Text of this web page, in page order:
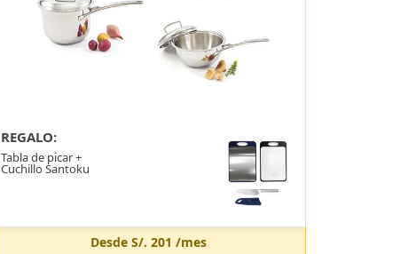
REGALO:
Tabla de picar +
Cuchillo Santoku
DesdeS/. 201 /mes